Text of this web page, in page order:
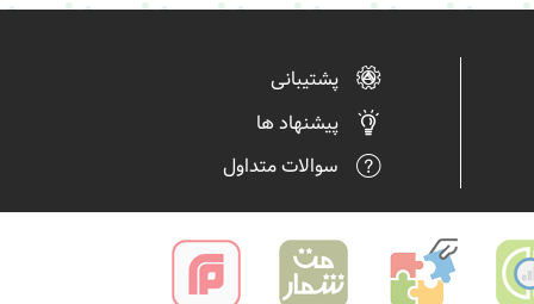
پشتیبانی
پیشنهاد ها
سوالات متداول